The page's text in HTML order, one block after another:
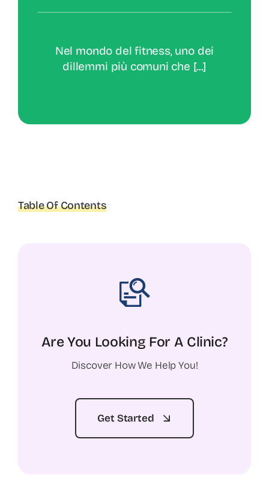
Nel mondo del fitness, uno dei
dillemmi più comuni che [...]
Table Of Contents
Are You Looking For A Clinic?
Discover How We Help You!
Get Started